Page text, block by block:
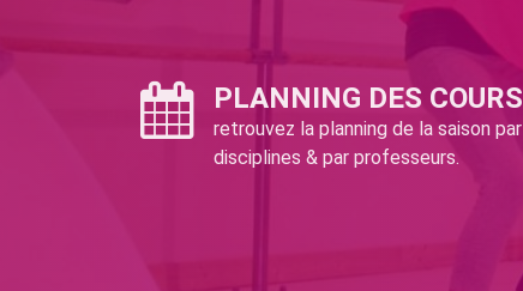
PLANNING DES COURS
retrouvez la planning de la saison par
disciplines & par professeurs.